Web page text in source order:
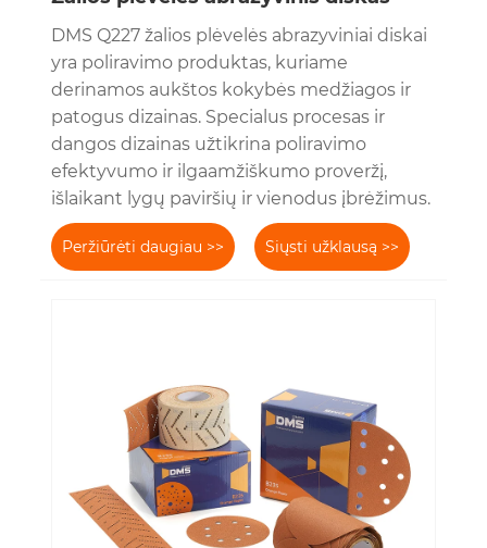
DMS Q227 žalios plėvelės abrazyviniai diskai
yra poliravimo produktas, kuriame
derinamos aukštos kokybės medžiagos ir
patogus dizainas. Specialus procesas ir
dangos dizainas užtikrina poliravimo
efektyvumo ir ilgaamžiškumo proveržį,
išlaikant lygų paviršių ir vienodus įbrėžimus.
Peržiūrėti daugiau >> Siųsti užklausą >>